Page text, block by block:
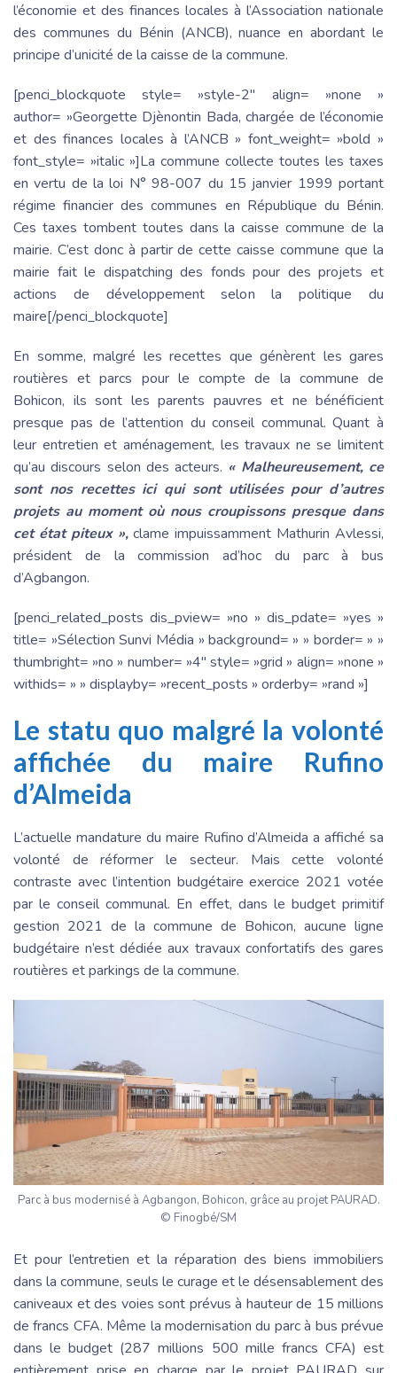
l’économie et des finances locales à l’Association nationale
des communes du Bénin (ANCB), nuance en abordant le
principe d’unicité de la caisse de la commune.
[penci_blockquote style= »style-2″ align= »none »
author= »Georgette Djènontin Bada, chargée de l’économie
et des finances locales à l’ANCB » font_weight= »bold »
font_style= »italic »]La commune collecte toutes les taxes
en vertu de la loi N° 98-007 du 15 janvier 1999 portant
régime financier des communes en République du Bénin.
Ces taxes tombent toutes dans la caisse commune de la
mairie. C’est donc à partir de cette caisse commune que la
mairie fait le dispatching des fonds pour des projets et
actions de développement selon la politique du
maire[/penci_blockquote]
En somme, malgré les recettes que génèrent les gares
routières et parcs pour le compte de la commune de
Bohicon, ils sont les parents pauvres et ne bénéficient
presque pas de l’attention du conseil communal. Quant à
leur entretien et aménagement, les travaux ne se limitent
qu’au discours selon des acteurs. « Malheureusement, ce
sont nos recettes ici qui sont utilisées pour d’autres
projets au moment où nous croupissons presque dans
cet état piteux »,clame impuissamment Mathurin Avlessi,
président de la commission ad’hoc du parc à bus
d’Agbangon.
[penci_related_posts dis_pview= »no » dis_pdate= »yes »
title= »Sélection Sunvi Média » background= » » border= » »
thumbright= »no » number= »4″ style= »grid » align= »none »
withids= » » displayby= »recent_posts » orderby= »rand »]
Le statu quo malgré la volonté
affichée du maire Rufino
d’Almeida
L’actuelle mandature du maire Rufino d’Almeida a affiché sa
volonté de réformer le secteur. Mais cette volonté
contraste avec l’intention budgétaire exercice 2021 votée
par le conseil communal. En effet, dans le budget primitif
gestion 2021 de la commune de Bohicon, aucune ligne
budgétaire n’est dédiée aux travaux confortatifs des gares
routières et parkings de la commune.
Parc à bus modernisé à Agbangon, Bohicon, grâce au projet PAURAD.
© Finogbé/SM
Et pour l’entretien et la réparation des biens immobiliers
dans la commune, seuls le curage et le désensablement des
caniveaux et des voies sont prévus à hauteur de 15 millions
de francs CFA. Même la modernisation du parc à bus prévue
dans le budget (287 millions 500 mille francs CFA) est